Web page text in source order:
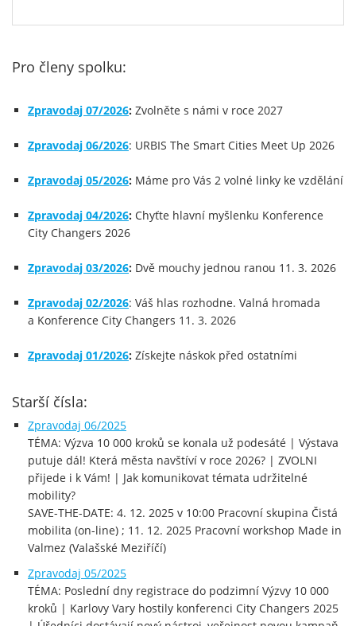
Pro členy spolku:
Zpravodaj 07/2026: Zvolněte s námi v roce 2027
Zpravodaj 06/2026: URBIS The Smart Cities Meet Up 2026
Zpravodaj 05/2026: Máme pro Vás 2 volné linky ke vzdělání
Zpravodaj 04/2026: Chyťte hlavní myšlenku Konference
City Changers 2026
Zpravodaj 03/2026: Dvě mouchy jednou ranou 11. 3. 2026
Zpravodaj 02/2026: Váš hlas rozhodne. Valná hromada
a Konference City Changers 11. 3. 2026
Zpravodaj 01/2026: Získejte náskok před ostatními
Starší čísla:
Zpravodaj 06/2025
TÉMA: Výzva 10 000 kroků se konala už podesáté | Výstava
putuje dál! Která města navštíví v roce 2026? | ZVOLNI
přijede i k Vám! | Jak komunikovat témata udržitelné
mobility?
SAVE-THE-DATE: 4. 12. 2025 v 10:00 Pracovní skupina Čistá
mobilita (on-line) ; 11. 12. 2025 Pracovní workshop Made in
Valmez (Valašské Meziříčí)
Zpravodaj 05/2025
TÉMA: Poslední dny registrace do podzimní Výzvy 10 000
kroků | Karlovy Vary hostily konferenci City Changers 2025